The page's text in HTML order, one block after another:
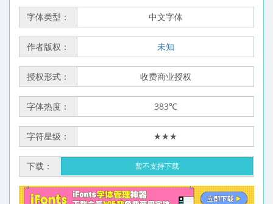
字体类型： 中文字体
作者版权： 未知
授权形式： 收费商业授权
字体热度： 383℃
字符星级： ★★★
下载： 暂不支持下载